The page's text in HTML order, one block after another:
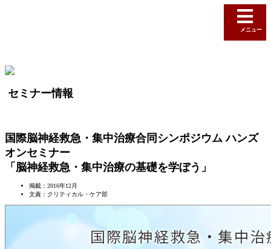
メニュー
セミナー情報
国際脳神経救急・集中治療合同シンポジウム ハンズ
オンセミナー
「脳神経救急・集中治療の基礎を学ぼう」
掲載：2016年12月
文責：クリティカル・ケア部